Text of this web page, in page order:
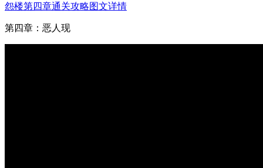
怨楼第四章通关攻略图文详情
第四章：恶人现